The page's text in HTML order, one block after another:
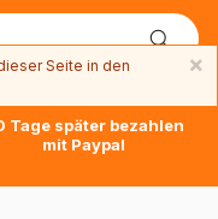
Tage später bezahlen
mit Paypal
×
Seite in den